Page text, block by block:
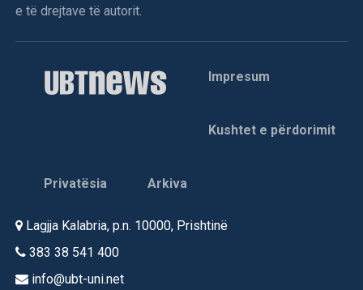
e të drejtave të autorit.
Impresum
Kushtet e përdorimit
Privatësia Arkiva
Lagjja Kalabria, p.n. 10000, Prishtinë
383 38 541 400
info@ubt-uni.net